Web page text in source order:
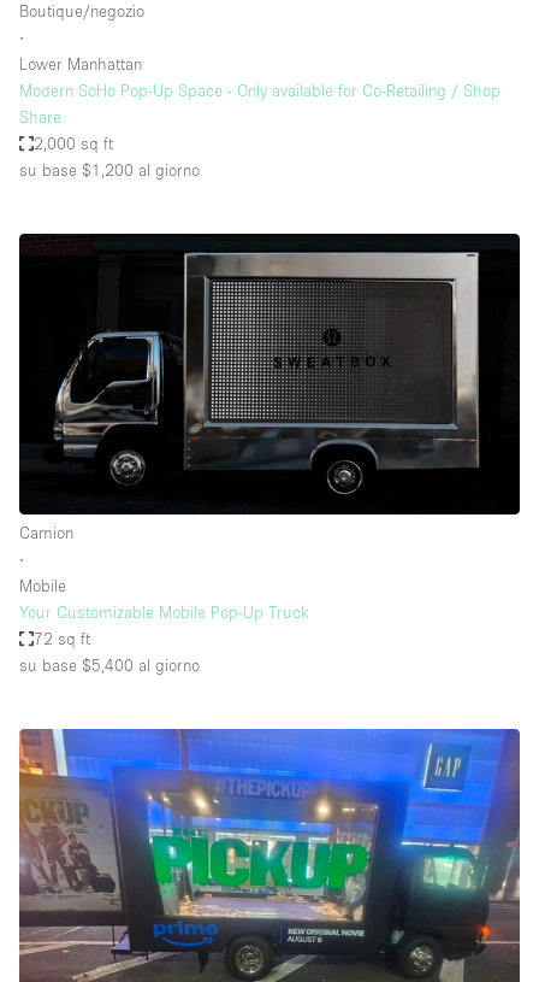
Boutique/negozio
∙
Lower Manhattan
Modern SoHo Pop-Up Space - Only available for Co-Retailing / Shop
Share
2,000 sq ft
su base $1,200 al giorno
Camion
∙
Mobile
Your Customizable Mobile Pop-Up Truck
72 sq ft
su base $5,400 al giorno